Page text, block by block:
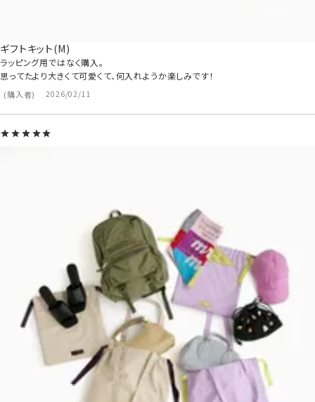
ギフトキット(M)
購入者 2026/02/11
ラッピング用ではなく購入。
思ってたより大きくて可愛くて、何入れようか楽しみです！